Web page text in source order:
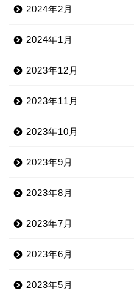
2024年2月
2024年1月
2023年12月
2023年11月
2023年10月
2023年9月
2023年8月
2023年7月
2023年6月
2023年5月